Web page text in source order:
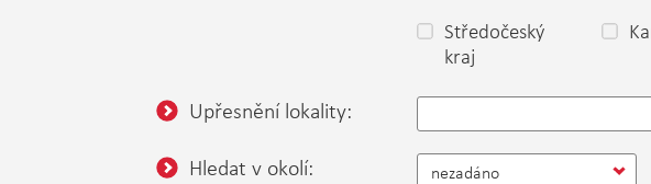
Středočeský
kraj
Upřesnění lokality:
Hledat v okolí: nezadáno